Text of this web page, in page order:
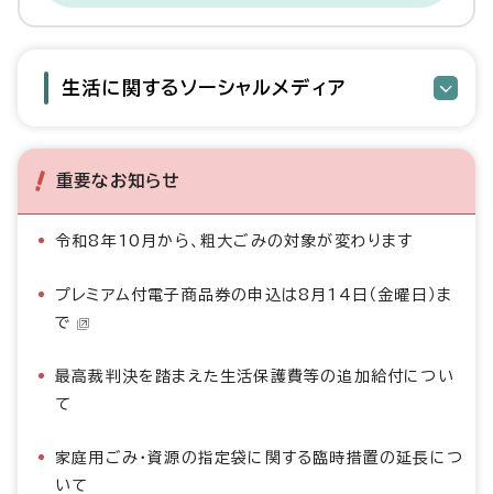
生活に関するソーシャルメディア
重要なお知らせ
令和8年10月から、粗大ごみの対象が変わります
プレミアム付電子商品券の申込は8月14日（金曜日）ま
で
最高裁判決を踏まえた生活保護費等の追加給付につい
て
家庭用ごみ・資源の指定袋に関する臨時措置の延長につ
いて